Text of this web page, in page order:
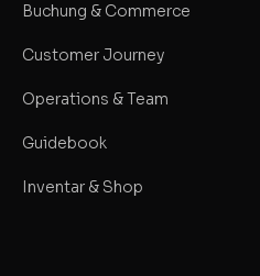
Buchung & Commerce
Customer Journey
Operations & Team
Guidebook
Inventar & Shop